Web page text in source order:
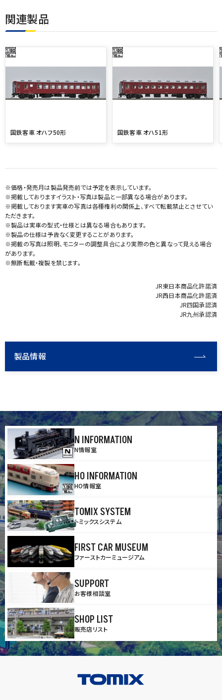
関連製品
国鉄客車 オハフ50形 国鉄客車 オハ51形
※価格・発売月は製品発売前では予定を表示しています。
※掲載しておりますイラスト・写真は製品と一部異なる場合があります。
※掲載しております実車の写真は各種権利の関係上、すべて転載禁止とさせてい
ただきます。
※製品は実車の型式・仕様とは異なる場合もあります。
※製品の仕様は予告なく変更することがあります。
※掲載の写真は照明、モニターの調整具合により実際の色と異なって見える場合
があります。
※無断転載・複製を禁じます。
JR東日本商品化許諾済
JR西日本商品化許諾済
JR四国承認済
JR九州承認済
製品情報
N INFORMATION
N情報室
HO INFORMATION
HO情報室
TOMIX SYSTEM
トミックスシステム
FIRST CAR MUSEUM
ファーストカーミュージアム
SUPPORT
お客様相談室
SHOP LIST
販売店リスト